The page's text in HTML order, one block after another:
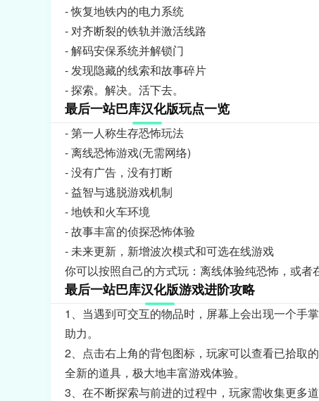
- 恢复地铁内的电力系统
- 对齐断裂的铁轨并激活线路
- 解码安保系统并解锁门
- 发现隐藏的线索和故事碎片
-探索。解决。活下去。
最后一站巴库汉化版玩点一览
- 第一人称生存恐怖玩法
- 离线恐怖游戏(无需网络)
- 没有广告，没有打断
- 益智与逃脱游戏机制
- 地铁和火车环境
- 故事丰富的侦探恐怖体验
- 未来更新，新增波次模式和可选在线游戏
你可以按照自己的方式玩：离线体验纯恐怖，或者
最后一站巴库汉化版游戏进阶攻略
1、当遇到可交互的物品时，屏幕上会出现一个手
助力。
2、点击右上角的背包图标，玩家可以查看已拾取
全新的道具，极大地丰富游戏体验。
3、在不断探索与前进的过程中，玩家需收集更多